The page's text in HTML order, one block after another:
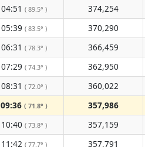
04:51 ( 89.5° ) 374,254
05:39 ( 83.5° ) 370,290
06:31 ( 78.3° ) 366,459
07:29 ( 74.3° ) 362,950
08:31 ( 72.0° ) 360,022
09:36 ( 71.8° ) 357,986
10:40 ( 73.8° ) 357,159
11:42 ( 77.7° ) 357,791